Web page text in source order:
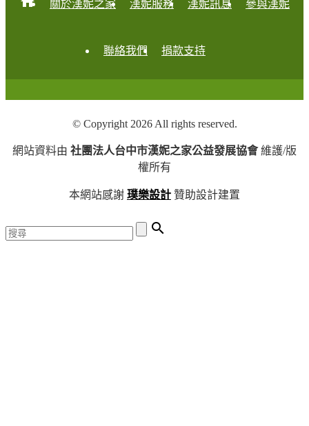
關於漢妮之家 漢妮服務 漢妮訊息 參與漢妮
聯絡我們 捐款支持
© Copyright 2026 All rights reserved.
網站資料由 社團法人台中市漢妮之家公益發展協會維護/版
權所有
本網站感謝 璞樂設計 贊助設計建置
